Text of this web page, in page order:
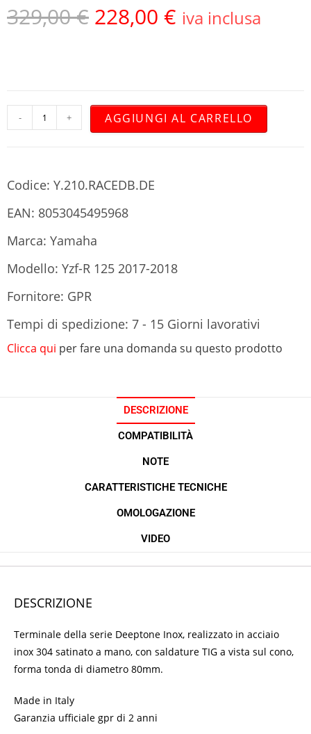
329,00€ 228,00 € iva inclusa
- + AGGIUNGI AL CARRELLO
Codice: Y.210.RACEDB.DE
EAN: 8053045495968
Marca: Yamaha
Modello: Yzf-R 125 2017-2018
Fornitore: GPR
Tempi di spedizione: 7 - 15 Giorni lavorativi
Clicca qui per fare una domanda su questo prodotto
DESCRIZIONE
COMPATIBILITÀ
NOTE
CARATTERISTICHE TECNICHE
OMOLOGAZIONE
VIDEO
DESCRIZIONE
Terminale della serie Deeptone Inox, realizzato in acciaio
inox 304 satinato a mano, con saldature TIG a vista sul cono,
forma tonda di diametro 80mm.
Made in Italy
Garanzia ufficiale gpr di 2 anni